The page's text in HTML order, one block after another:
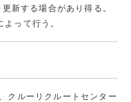
新する場合があり得る。
って行う。
クルーリクルートセンター